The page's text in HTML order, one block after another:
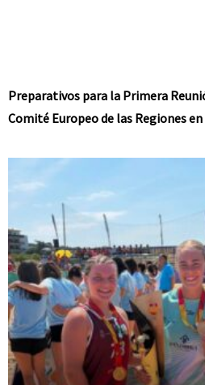
Preparativos para la Primera
Comité Europeo de las Regiones